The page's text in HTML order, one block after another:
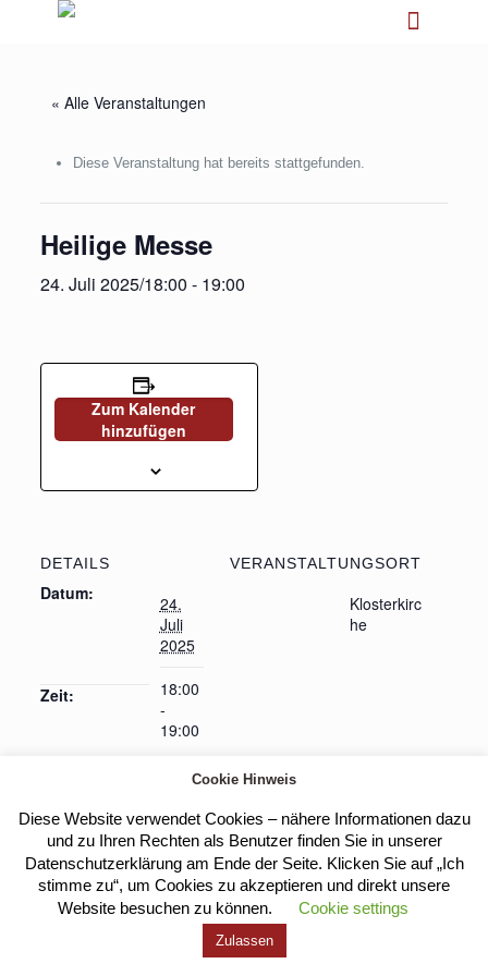
« Alle Veranstaltungen
Diese Veranstaltung hat bereits stattgefunden.
Heilige Messe
24. Juli 2025/18:00 - 19:00
Zum Kalender
hinzufügen
DETAILS
Datum:
24.
Juli
2025
Zeit:
18:00
-
19:00
VERANSTALTUNGSORT
Klosterkirc
he
Eucharistische Anbetung Heilige Messe
Kloster Heilig Kreuz |Impressum Datenschutz
Cookie Hinweis
Diese Website verwendet Cookies – nähere Informationen dazu
und zu Ihren Rechten als Benutzer finden Sie in unserer
Datenschutzerklärung am Ende der Seite. Klicken Sie auf „Ich
stimme zu“, um Cookies zu akzeptieren und direkt unsere
Website besuchen zu können.
Cookie settings
Zulassen